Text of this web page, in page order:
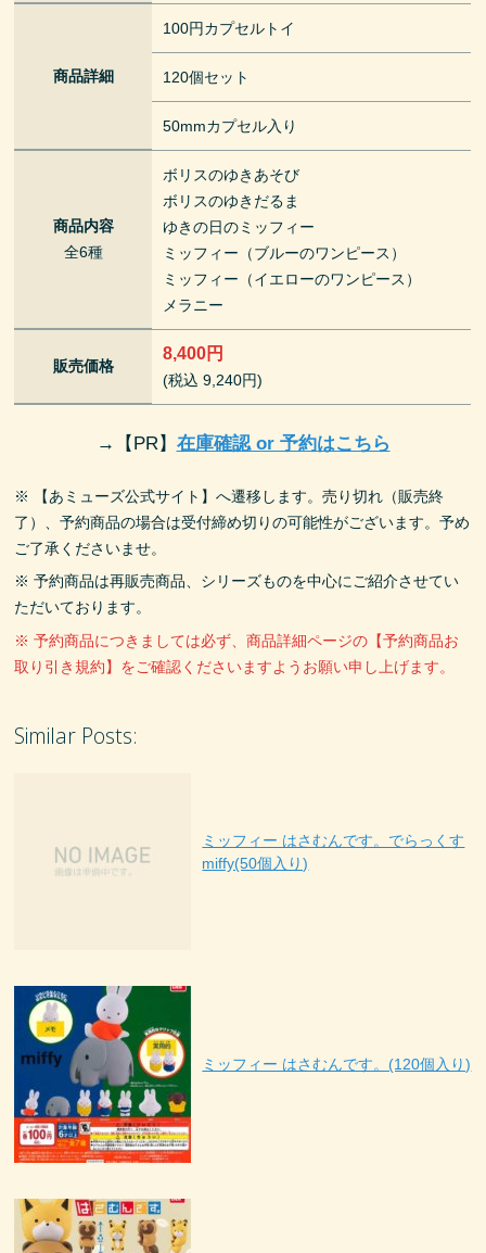
商品詳細
100円カプセルトイ
120個セット
50mmカプセル入り
商品内容
全6種
ボリスのゆきあそび
ボリスのゆきだるま
ゆきの日のミッフィー
ミッフィー（ブルーのワンピース）
ミッフィー（イエローのワンピース）
メラニー
販売価格
8,400円
(税込 9,240円)
→ 【PR】 在庫確認 or 予約はこちら
※ 【あミューズ公式サイト】へ遷移します。売り切れ（販売終
了）、予約商品の場合は受付締め切りの可能性がございます。予め
ご了承くださいませ。
※ 予約商品は再販売商品、シリーズものを中心にご紹介させてい
ただいております。
※ 予約商品につきましては必ず、商品詳細ページの【予約商品お
取り引き規約】をご確認くださいますようお願い申し上げます。
Similar Posts:
ミッフィー はさむんです。でらっくす
miffy(50個入り)
ミッフィー はさむんです。(120個入り)